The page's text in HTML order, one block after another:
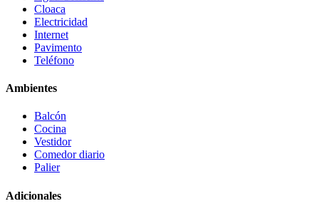
Cloaca
Electricidad
Internet
Pavimento
Teléfono
Ambientes
Balcón
Cocina
Vestidor
Comedor diario
Palier
Adicionales